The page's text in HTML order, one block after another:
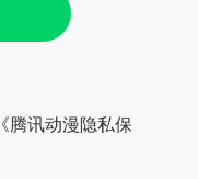
《腾讯动漫隐私保